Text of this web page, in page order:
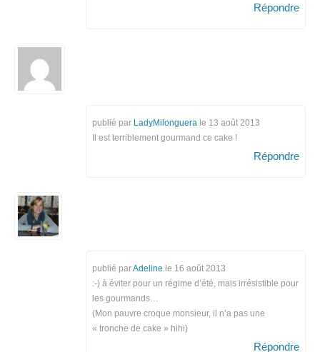
Répondre
publié par LadyMilonguera le 13 août 2013
Il est terriblement gourmand ce cake !
Répondre
publié parAdeline le 16 août 2013
:-) à éviter pour un régime d’été, mais irrésistible pour
les gourmands…
(Mon pauvre croque monsieur, il n’a pas une
« tronche de cake » hihi)
Répondre